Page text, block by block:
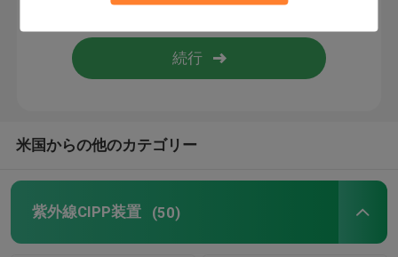
管の包装業者
ウォーター ジェットのクリーニングのノズル
膨らませられるパイププラグ
米国からの他のカテゴリー
紫外線CIPP装置 (50)